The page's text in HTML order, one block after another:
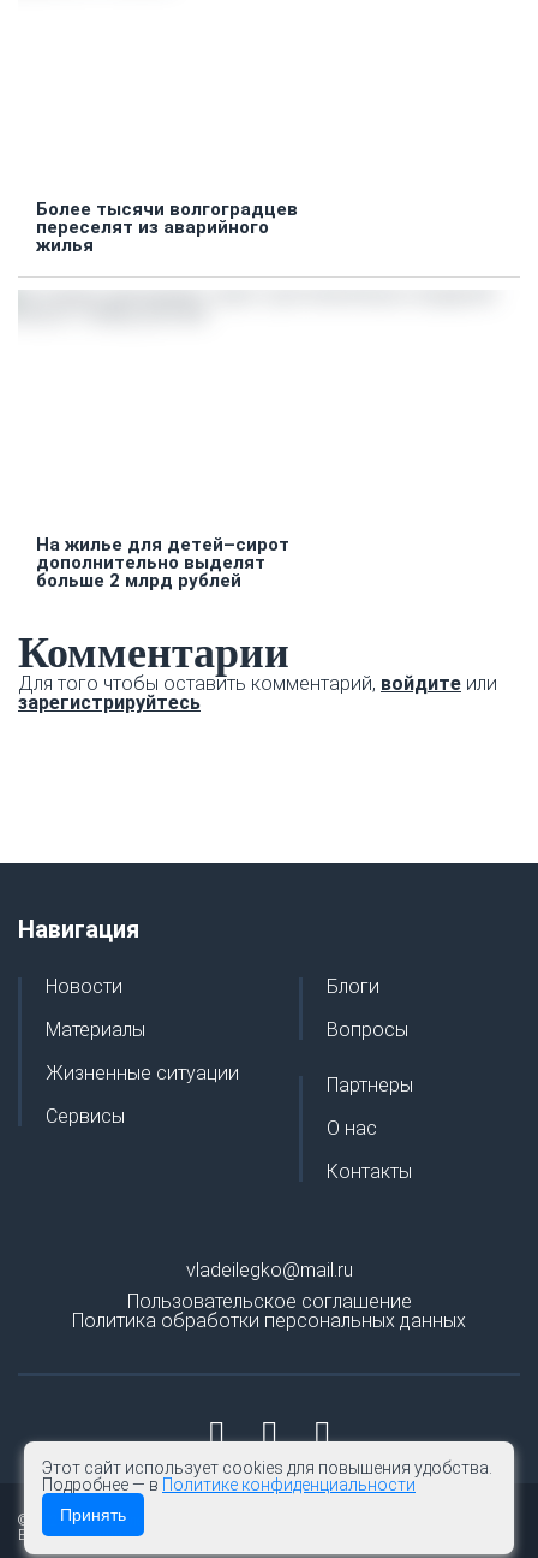
Более тысячи волгоградцев
переселят из аварийного
жилья
На жилье для детей–сирот
дополнительно выделят
больше 2 млрд рублей
Комментарии
Для того чтобы оставить комментарий, войдите или
зарегистрируйтесь
Навигация
Новости
Материалы
Жизненные ситуации
Сервисы
Блоги
Вопросы
Партнеры
О нас
Контакты
vladeilegko@mail.ru
Пользовательское соглашение
Политика обработки персональных данных
© 2026 | Владей легко
Все права защищены.
Этот сайт использует cookies для повышения удобства.
Подробнее — в Политике конфиденциальности
Принять